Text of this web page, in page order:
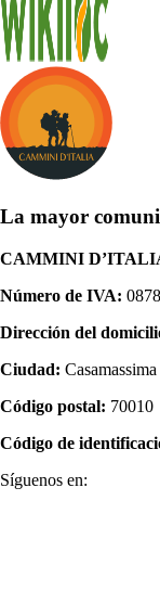
La mayor
CAMMINI
Número de IVA:
Dirección del
Ciudad:
Código postal: 70010
Código de
Síguenos en: